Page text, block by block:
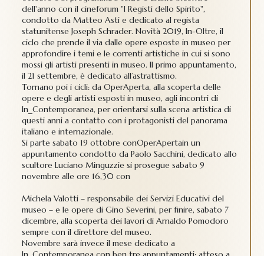
dell'anno con il cineforum "I Registi dello Spirito",
condotto da Matteo Asti e dedicato al regista
statunitense Joseph Schrader. Novità 2019, In-Oltre, il
ciclo che prende il via dalle opere esposte in museo per
approfondire i temi e le correnti artistiche in cui si sono
mossi gli artisti presenti in museo. Il primo appuntamento,
il 21 settembre, è dedicato all’astrattismo.
Tornano poi i cicli: da OperAperta, alla scoperta delle
opere e degli artisti esposti in museo, agli incontri di
In_Contemporanea, per orientarsi sulla scena artistica di
questi anni a contatto con i protagonisti del panorama
italiano e internazionale.
Si parte sabato 19 ottobre conOperApertain un
appuntamento condotto da Paolo Sacchini, dedicato allo
scultore Luciano Minguzzie si prosegue sabato 9
novembre alle ore 16,30 con
Michela Valotti – responsabile dei Servizi Educativi del
museo – e le opere di Gino Severini, per finire, sabato 7
dicembre, alla scoperta dei lavori di Arnaldo Pomodoro
sempre con il direttore del museo.
Novembre sarà invece il mese dedicato a